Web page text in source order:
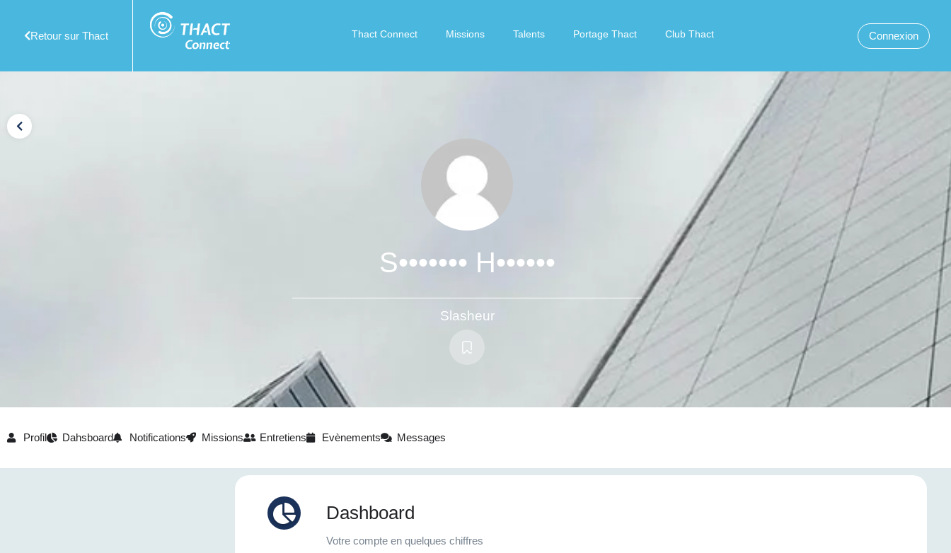
Retour sur Thact Thact Connect Missions Talents Portage Thact Club Thact Connexion
S••••••• H••••••
Slasheur
Profil Dahsboard Notifications Missions Entretiens Evènements Messages
Dashboard
Votre compte en quelques chiffres